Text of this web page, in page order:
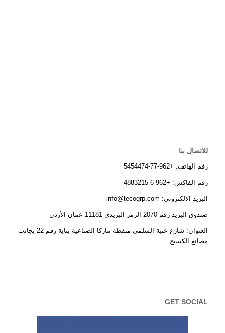
للاتصال بنا
رقم الهاتف: +962-77-5454474
رقم الفاكس: +962-6-4883215
البريد الالكتروني: info@tecogrp.com
صندوق البريد رقم 2070 الرمز البريدي 11181 عمان الأردن
العنوان: شارع عتبة السلمي منقطة ماركا الصناعية بناية رقم 22 بجانب
مصانع الكسيح
GET SOCIAL